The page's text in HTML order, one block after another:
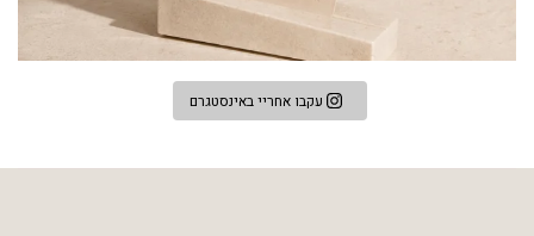
עקבו אחריי באינסטגרם